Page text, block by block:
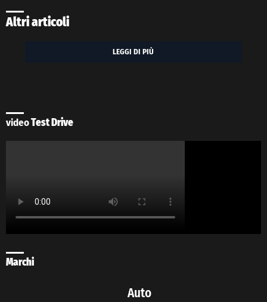
Altri articoli
LEGGI DI PIÙ
videoTest Drive
Marchi
Auto